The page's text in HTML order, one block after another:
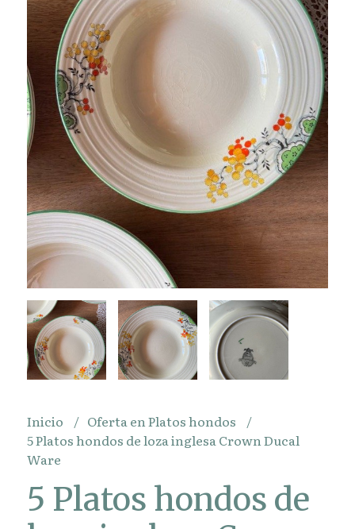
Inicio
Oferta en Platos hondos
5 Platos hondos de loza inglesa Crown Ducal
Ware
5 Platos hondos de